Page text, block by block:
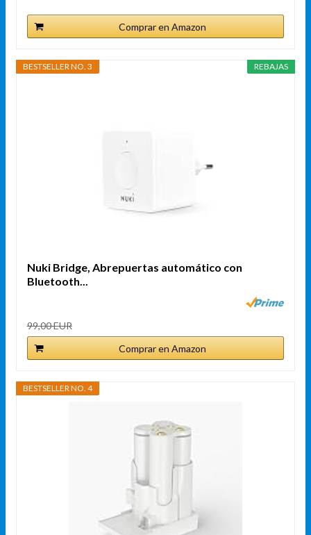
Comprar en Amazon
REBAJAS
BESTSELLER NO. 3
Nuki Bridge, Abrepuertas automático con
Bluetooth...
99,00 EUR
Comprar en Amazon
BESTSELLER NO. 4